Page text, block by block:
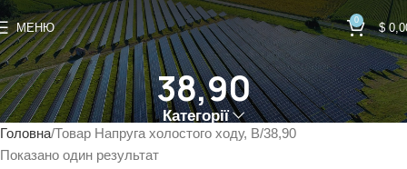
МЕНЮ
0
$
38,90
Категорії
Головна Товар Напруга холостого ходу, В 38,90
Показано один результат